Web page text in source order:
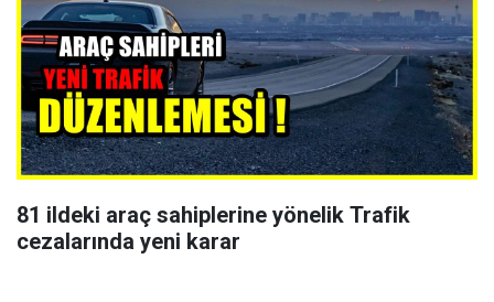
81 ildeki araç sahiplerine yönelik Trafik
cezalarında yeni karar